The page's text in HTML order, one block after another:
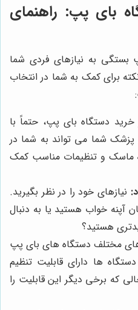
بای پپ: راهنمای
بستگی به نیازهای فردی شما
برای کمک به شما در انتخاب
خرید دستگاه بای پپ، حتماً با
شما می تواند به شما در
ماسک و تنظیمات مناسب کمک
نیازهای خود را در نظر بگیرید.
آپنه خواب هستید یا به دنبال
هستید؟
مختلف دستگاه های بای پپ
ها دارای قابلیت تنظیم
که برخی دیگر این قابلیت را